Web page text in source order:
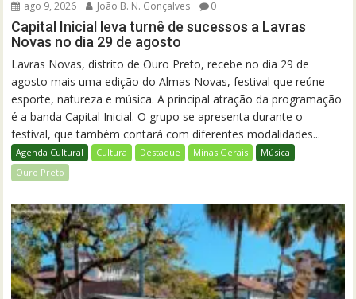
ago 9, 2026 João B. N. Gonçalves 0
Capital Inicial leva turnê de sucessos a Lavras
Novas no dia 29 de agosto
Lavras Novas, distrito de Ouro Preto, recebe no dia 29 de
agosto mais uma edição do Almas Novas, festival que reúne
esporte, natureza e música. A principal atração da programação
é a banda Capital Inicial. O grupo se apresenta durante o
festival, que também contará com diferentes modalidades...
Agenda Cultural Cultura Destaque Minas Gerais
Música
Ouro Preto